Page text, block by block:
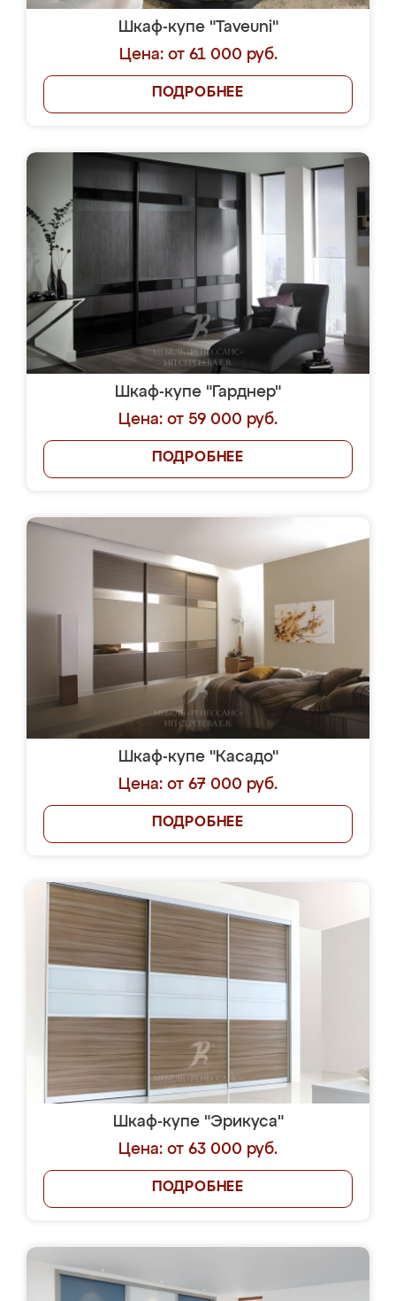
Шкаф-купе "Taveuni"
Цена: от 61 000 руб.
ПОДРОБНЕЕ
Шкаф-купе "Гарднер"
Цена: от 59 000 руб.
ПОДРОБНЕЕ
Шкаф-купе "Касадо"
Цена: от 67 000 руб.
ПОДРОБНЕЕ
Шкаф-купе "Эрикуса"
Цена: от 63 000 руб.
ПОДРОБНЕЕ